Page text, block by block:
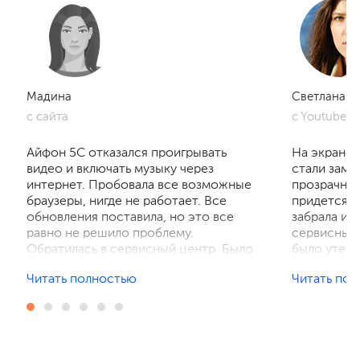
Мадина
c сайта
Айфон 5С отказался проигрывать
видео и включать музыку через
интернет. Пробовала все возможные
браузеры, нигде не работает. Все
обновления поставила, но это все
равно не решило проблему.
Обратилась в сервисный центр. Было
Мастер попытался перезагрузить
отключил его, немного подождал и
Читать полностью
Светлана
c Youtube
На экране
стали
придется
забрала
было
справился
Читать